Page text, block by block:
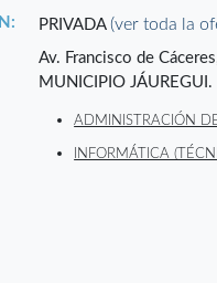
PRIVADA(ver toda la
Av. Francisco de
MUNICIPIO JÁUREGUI.
ADMINISTRACIÓN
INFORMÁTICA